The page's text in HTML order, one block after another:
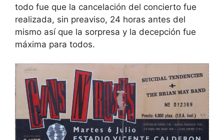
todo fue que la cancelación del concierto fue
realizada, sin preaviso, 24 horas antes del
mismo así que la sorpresa y la decepción fue
máxima para todos.